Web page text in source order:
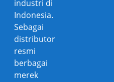
industri di
Indonesia.
Sebagai
distributor
resmi
berbagai
merek